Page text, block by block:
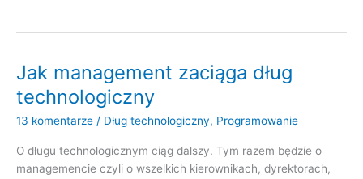
technologiczny
Jak management zaciąga dług
technologiczny
13 komentarze / Dług technologiczny, Programowanie
O długu technologicznym ciąg dalszy. Tym razem będzie o
managemencie czyli o wszelkich kierownikach, dyrektorach,